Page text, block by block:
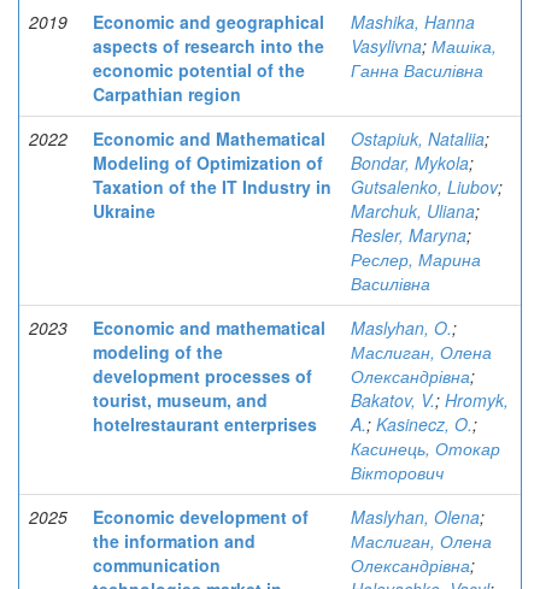
2019
Economic and geographical
aspects of research into the
economic potential of the
Carpathian region
Mashika, Hanna
Vasylivna; Машіка,
Ганна Василівна
2022
Economic and Mathematical
Modeling of Optimization of
Taxation of the IT Industry in
Ukraine
Ostapiuk, Nataliia;
Bondar, Mykola;
Gutsalenko, Liubov;
Marchuk, Uliana;
Resler, Maryna;
Реслер, Марина
Василівна
2023
Economic and mathematical
modeling of the
development processes of
tourist, museum, and
hotelrestaurant enterprises
Maslуhan, O.;
Маслиган, Олена
Олександрівна;
Bakatov, V.; Hromyk,
A.; Kasinecz, O.;
Касинець, Отокар
Вікторович
2025
Economic development of
the information and
communication
Maslyhan, Olena;
Маслиган, Олена
Олександрівна;